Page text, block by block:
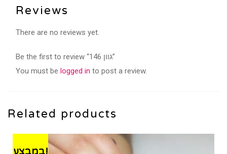
Reviews
There are no reviews yet.
Be the first to review “גוון 146”
You must be logged in to post a review.
Related products
במבצע!